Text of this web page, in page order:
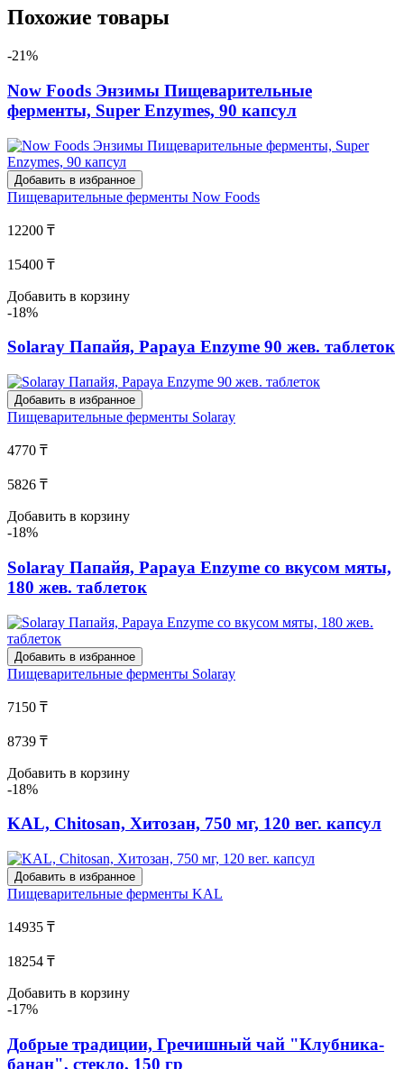
Похожие товары
-21%
Now Foods Энзимы Пищеварительные
ферменты, Super Enzymes, 90 капсул
Добавить в избранное
Пищеварительные ферменты Now Foods
12200 ₸
15400 ₸
Добавить в корзину
-18%
Solaray Папайя, Papaya Enzyme 90 жев. таблеток
Добавить в избранное
Пищеварительные ферменты Solaray
4770 ₸
5826 ₸
Добавить в корзину
-18%
Solaray Папайя, Papaya Enzyme со вкусом мяты,
180 жев. таблеток
Добавить в избранное
Пищеварительные ферменты Solaray
7150 ₸
8739 ₸
Добавить в корзину
-18%
KAL, Chitosan, Хитозан, 750 мг, 120 вег. капсул
Добавить в избранное
Пищеварительные ферменты KAL
14935 ₸
18254 ₸
Добавить в корзину
-17%
Добрые традиции, Гречишный чай "Клубника-
банан", стекло, 150 гр